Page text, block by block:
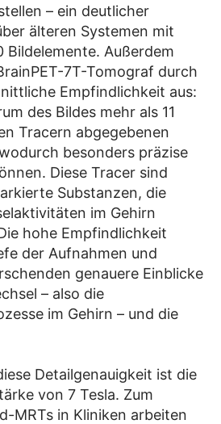
– ein deutlicher
älteren Systemen mit
Bildelemente. Außerdem
7T-Tomograf durch
Empfindlichkeit aus:
des Bildes mehr als 11
Tracern abgegebenen
besonders präzise
Diese Tracer sind
Substanzen, die
im Gehirn
hohe Empfindlichkeit
der Aufnahmen und
genauere Einblicke
– also die
im Gehirn – und die
Detailgenauigkeit ist die
von 7 Tesla. Zum
MRTs in Kliniken arbeiten